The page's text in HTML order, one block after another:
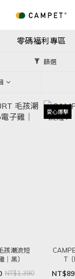
零碼福利專區
篩選
孩潮流短
黑〕
NT$1,390
愛心爆擊
T